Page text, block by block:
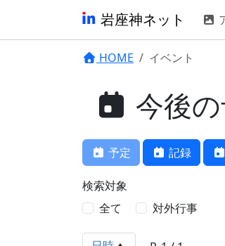
岩座神ネット
HOME イベント
今後
予定 記録
検索対象
全て
対外行事